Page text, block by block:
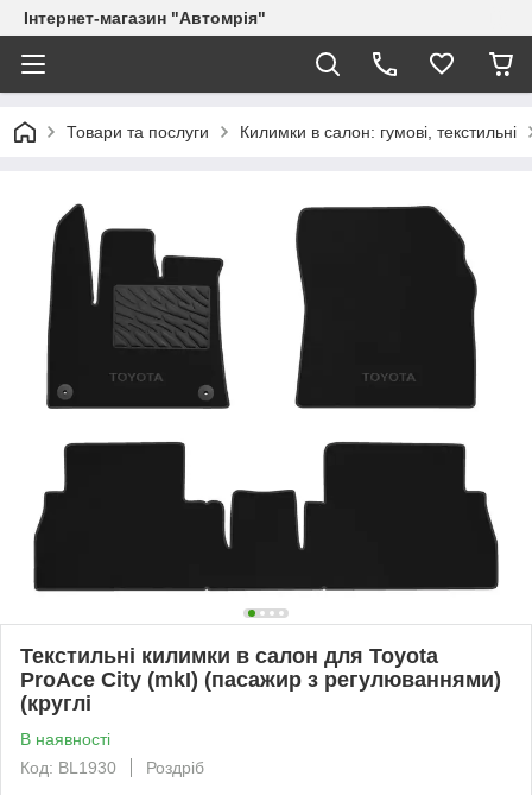
Інтернет-магазин "Автомрія"
Товари та послуги Килимки в салон: гумові, текстильні
Текстильні килимки в салон для Toyota
ProAce City (mkI) (пасажир з регулюваннями)
(круглі
В наявності
Код: BL1930
Роздріб